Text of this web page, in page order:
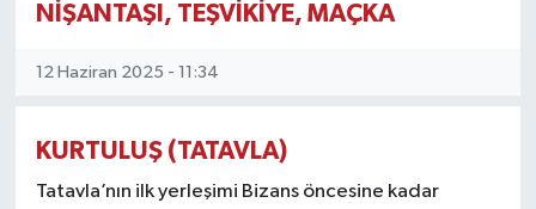
NİŞANTAŞI, TEŞVİKİYE, MAÇKA
12 Haziran 2025 - 11:34
KURTULUŞ (TATAVLA)
Tatavla’nın ilk yerleşimi Bizans öncesine kadar